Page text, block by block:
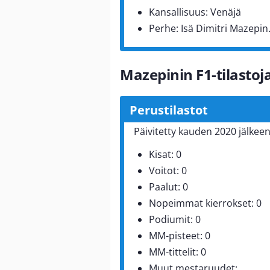
Kansallisuus: Venäjä
Perhe: Isä Dimitri Mazepin.
Mazepinin F1-
Perustilastot
Päivitetty kauden 2020 jälkeen
Kisat: 0
Voitot: 0
Paalut: 0
Nopeimmat kierrokset: 0
Podiumit: 0
MM-pisteet: 0
MM-tittelit: 0